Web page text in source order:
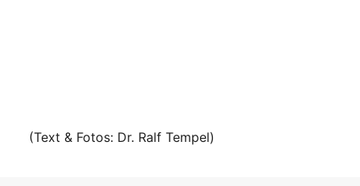
(Text & Fotos: Dr. Ralf Tempel)